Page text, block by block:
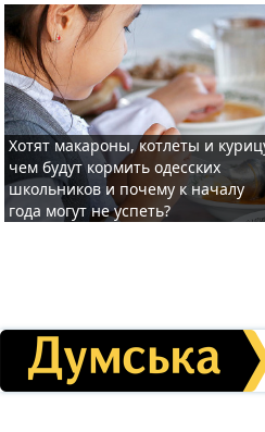
Хотят макароны, котлеты и
чем будут кормить одесских
школьников и почему к началу
года могут не успеть?